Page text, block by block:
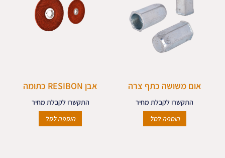
אום משושה כתף צרה
התקשרו לקבלת מחיר
הוספה לסל
אבן RESIBON כתומה
התקשרו לקבלת מחיר
הוספה לסל